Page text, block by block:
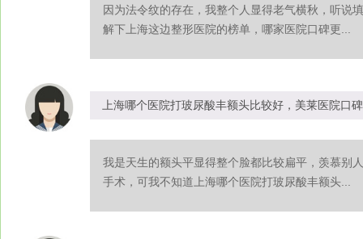
因为法令纹的存在，我整个人显得老气横秋，听说
解下上海这边整形医院的榜单，哪家医院口碑更...
上海哪个医院打玻尿酸丰额头比较好，美莱医院口
我是天生的额头平显得整个脸都比较扁平，羡慕别
手术，可我不知道上海哪个医院打玻尿酸丰额头...